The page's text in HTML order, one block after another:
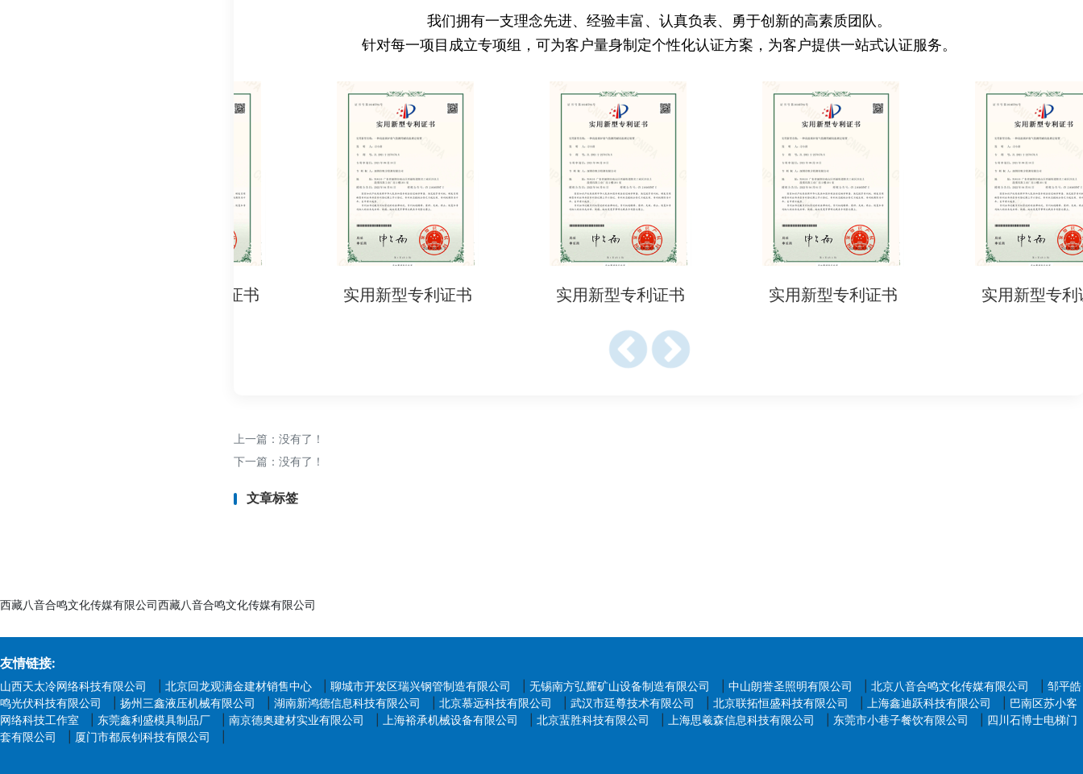
选择具有 CMA (中国计量认证) 和 CNAS (中国合格评定国家认可委员会) 资质的第三方检测机构，确保检测结果的准确性和权威性。
不同国家和地区的 PCP 限值可能不同，需根据目标市场选择合适的标准。
检测前应咨询检测机构，了解具体的样品要求、检测方法和收费标准。
保留检测报告，作为产品符合法规要求的证明。
请注意： 以上资料仅供参考，具体检测要求和流程请咨询专业检测机构。
我们拥有一支理念先进、经验丰富、认真负表、勇于创新的高素质团队。
针对每一项目成立专项组，可为客户量身制定个性化认证方案，为客户提供一站式认证服务。
实用新型专利证书 实用新型专利证书 实用新型专利证书 实用新型专利证书
上一篇：没有了！
下一篇：没有了！
文章标签
西藏八音合鸣文化传媒有限公司西藏八音合鸣文化传媒有限公司
友情链接:
山西天太冷网络科技有限公司 北京回龙观满金建材销售中心 聊城市开发区瑞兴钢管制造有限公司 无锡南方弘耀矿山设备制造有限公司 中山朗誉圣照明有限公司 北京八音合鸣文化传媒有限公司
邹平皓
鸣光伏科技有限公司
扬州三鑫液压机械有限公司 湖南新鸿德信息科技有限公司 北京慕远科技有限公司 武汉市廷尊技术有限公司 北京联拓恒盛科技有限公司 上海鑫迪跃科技有限公司
巴南区苏小客
网络科技工作室
东莞鑫利盛模具制品厂 南京德奥建材实业有限公司 上海裕承机械设备有限公司 北京蜚胜科技有限公司 上海思羲森信息科技有限公司 东莞市小巷子餐饮有限公司
四川石博士电梯门
套有限公司
厦门市都辰钊科技有限公司